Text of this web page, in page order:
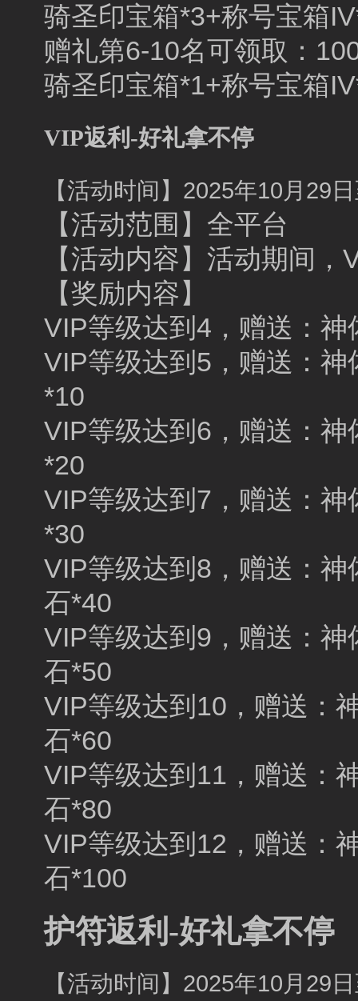
骑圣印宝箱*3+称号宝箱
赠礼第6-10名可领取：
骑圣印宝箱*1+称号宝箱
VIP返利-好礼拿不停
【活动时间】2025年10月29
【活动范围】全平台
【活动内容】活动期间
【奖励内容】
VIP等级达到4，赠送：
VIP等级达到5，赠送：
*10
VIP等级达到6，赠送：
*20
VIP等级达到7，赠送：
*30
VIP等级达到8，赠送：
石*40
VIP等级达到9，赠送：
石*50
VIP等级达到10，赠送：
石*60
VIP等级达到11，赠送：
石*80
VIP等级达到12，赠送：
石*100
护符返利-好礼拿不停
【活动时间】2025年10月29